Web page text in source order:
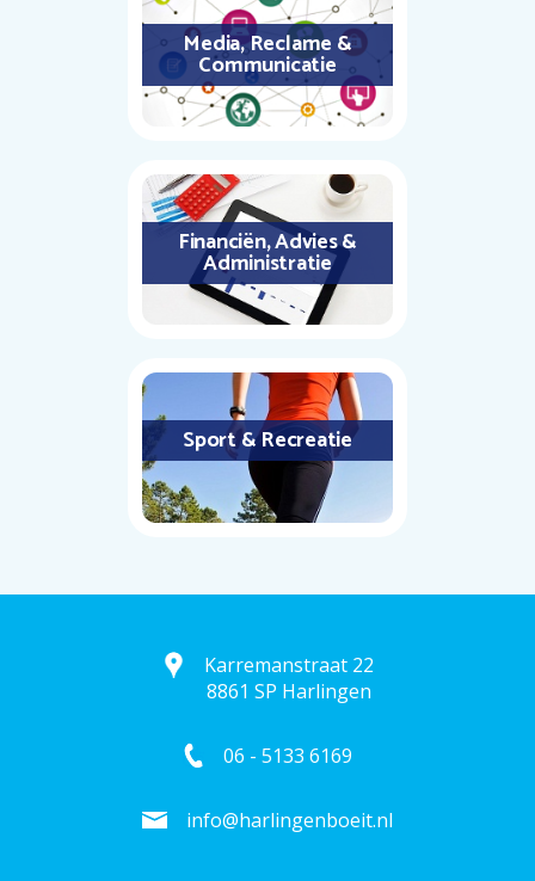
Media, Reclame &
Communicatie
Financiën, Advies &
Administratie
Sport & Recreatie
Karremanstraat 22
8861 SP Harlingen
06 - 5133 6169
info@harlingenboeit.nl